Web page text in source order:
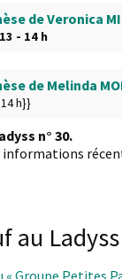
de Veronica
- 14 h
de Melinda
h}}
n° 30.
informations
au Ladyss